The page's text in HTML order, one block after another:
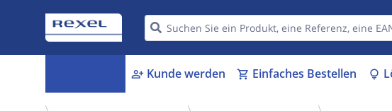
person_add Kunde werden shopping_cart Einfaches Bestellen lightbulb